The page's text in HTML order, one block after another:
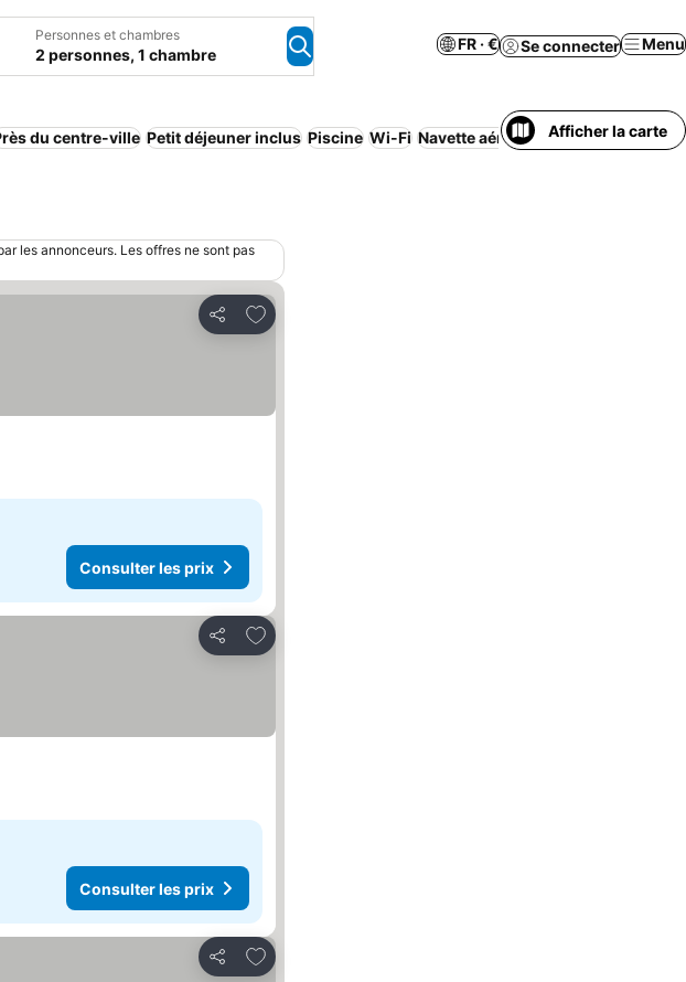
Personnes et chambres
2 personnes, 1 chambre
FR · € Se connecter Menu
du centre-ville Petit déjeuner inclus Piscine Wi-Fi Navette aéroport Maison/
Afficher la carte
les annonceurs. Les offres ne sont pas
Partager
Ajouter à mes favoris
Consulter les prix
Partager
Ajouter à mes favoris
Consulter les prix
Partager
Ajouter à mes favoris